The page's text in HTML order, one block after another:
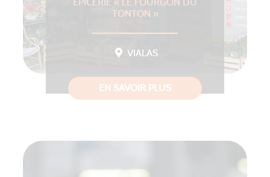
TONTON »
VIALAS
EN SAVOIR PLUS